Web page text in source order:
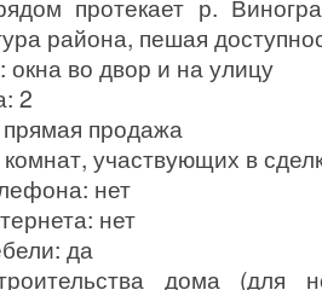
протекает р.
района, пешая
окна во двор и на улицу
2
прямая продажа
комнат, участвующих в
нет
нет
да
дома (для